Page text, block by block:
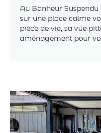
Au Bonheur
sur une place calme
pièce de vie, sa vue
aménagement pour